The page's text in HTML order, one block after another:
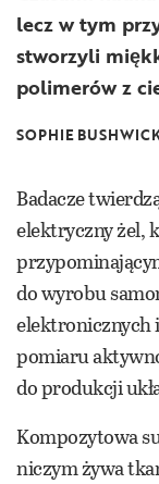
lecz w tym
stworzyli
polimerów z
SOPHIE
Badacze
elektryczny żel,
do wyrobu
elektronicznych
pomiaru
do produkcji
Kompozytowa
niczym żywa